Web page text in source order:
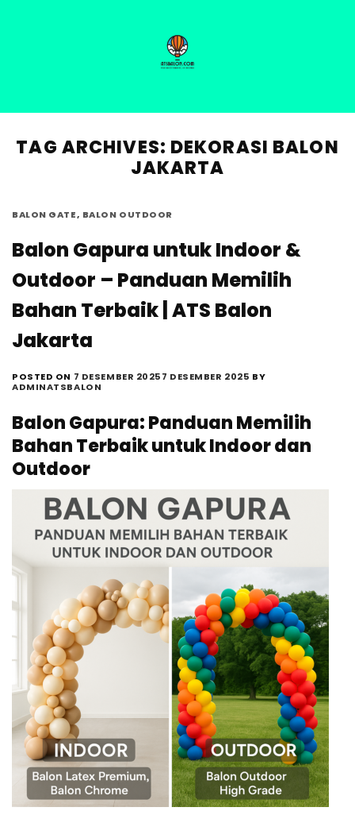
TAG ARCHIVES: DEKORASI BALON
JAKARTA
BALON GATE, BALON OUTDOOR
Balon Gapura untuk Indoor &
Outdoor – Panduan Memilih
Bahan Terbaik | ATS Balon
Jakarta
POSTED ON 7 DESEMBER 20257 DESEMBER 2025 BY
ADMINATSBALON
Balon Gapura: Panduan Memilih
Bahan Terbaik untuk Indoor dan
Outdoor